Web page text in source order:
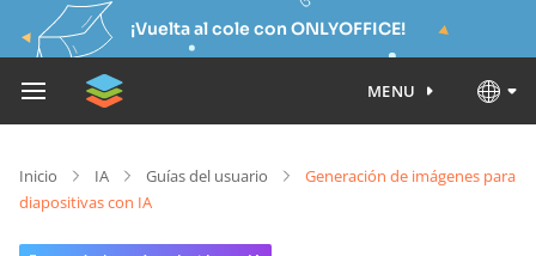
¡Vuelta al cole con ONLYOFFICE!
MENU
Inicio IA Guías del usuario
Generación de imágenes para
diapositivas con IA